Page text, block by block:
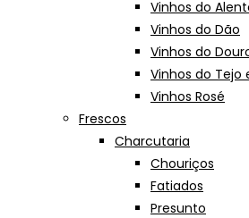
Vinhos do
Vinhos do Dão
Vinhos do
Vinhos do Tejo
Vinhos Rosé
Frescos
Charcutaria
Chouriços
Fatiados
Presunto